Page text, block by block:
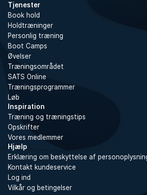
Tjenester
Book hold
Holdtræninger
Personlig træning
Boot Camps
Øvelser
Træningsområdet
SATS Online
Træningsprogrammer
Løb
Inspiration
Træning og træningstips
Opskrifter
Vores medlemmer
Hjælp
Erklæring om beskyttelse af
Kontakt kundeservice
Log ind
Vilkår og betingelser